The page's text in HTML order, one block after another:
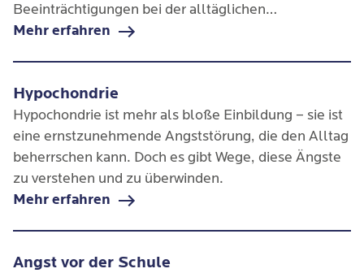
Beeinträchtigungen bei der alltäglichen
Lebensführung, könnte das auf eine Generalisierte
Mehr erfahren
Hypochondrie
Hypochondrie ist mehr als bloße Einbildung – sie ist
eine ernstzunehmende Angststörung, die den Alltag
beherrschen kann. Doch es gibt Wege, diese Ängste
zu verstehen und zu überwinden.
Mehr erfahren
Angst vor der Schule